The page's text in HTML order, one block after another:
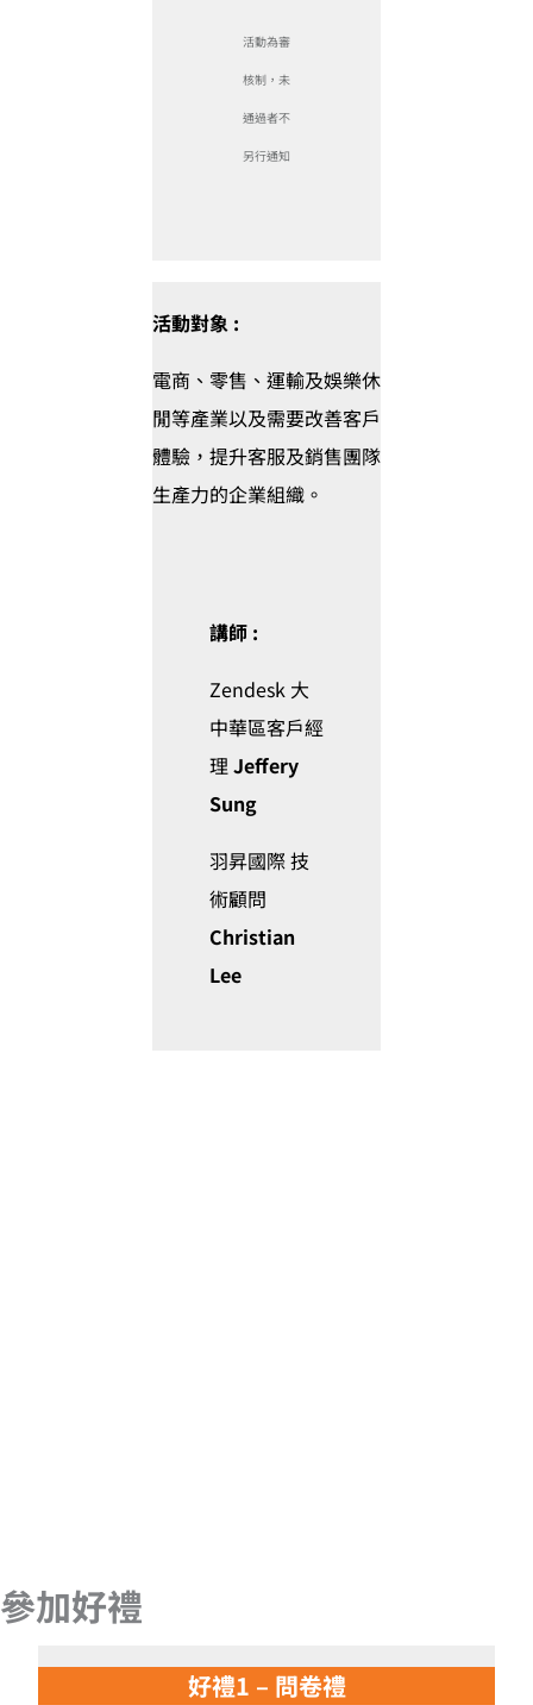
活動為審
核制，未
通過者不
另行通知
活動對象 :
電商、零售、運輸及娛樂休
閒等產業以及需要改善客戶
體驗，提升客服及銷售團隊
生產力的企業組織。
講師 :
Zendesk 大
中華區客戶經
理Jeffery
Sung
羽昇國際 技
術顧問
Christian
Lee
參加好禮
好禮1 – 問卷禮